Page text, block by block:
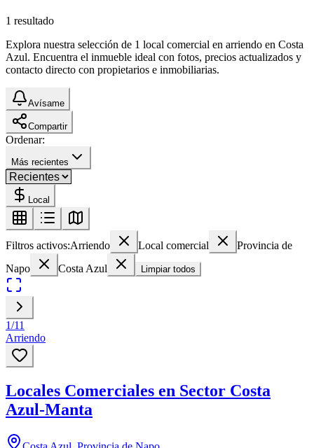
1 resultado
Explora nuestra selección de 1 local comercial en arriendo en Costa
Azul. Encuentra el inmueble ideal con fotos, precios actualizados y
contacto directo con propietarios e inmobiliarias.
Avísame
Compartir
Ordenar:
Más recientes
Local
Filtros activos:Arriendo Local comercial
Provincia de
Napo
Costa Azul Limpiar todos
1/11
Arriendo
Locales Comerciales en Sector Costa
Azul-Manta